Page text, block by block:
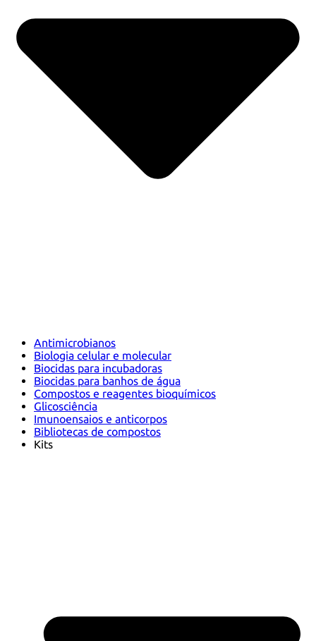
Antimicrobianos
Biologia celular e molecular
Biocidas para incubadoras
Biocidas para banhos de água
Compostos e reagentes bioquímicos
Glicosciência
Imunoensaios e anticorpos
Bibliotecas de compostos
Kits